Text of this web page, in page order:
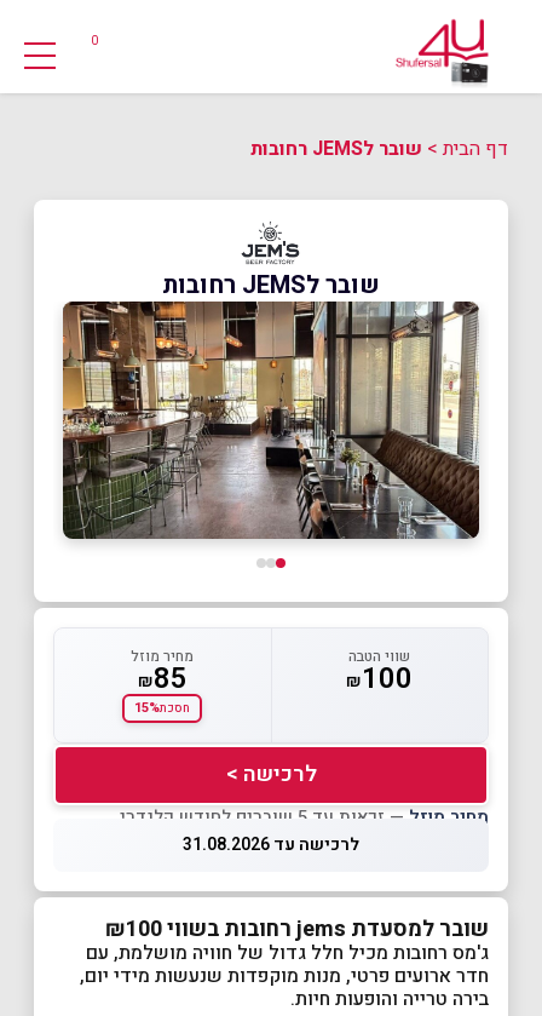
0
דף הבית> שובר לJEMS רחובות
שובר לJEMS רחובות
שווי הטבה
₪100
מחיר מוזל
₪85
חסכת15%
לרכישה >
מחיר מוזל — זכאות עד 5 שוברים לחודש קלנדרי
לרכישה עד 31.08.2026
שובר למסעדת jems רחובות בשווי ₪100
ג'מס רחובות מכיל חלל גדול של חוויה מושלמת, עם
חדר ארועים פרטי, מנות מוקפדות שנעשות מידי יום,
בירה טרייה והופעות חיות.